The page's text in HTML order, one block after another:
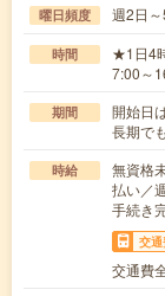
曜日頻度 週2日
時間
★1日4
7:00～
期間
開始日
長期で
時給
無資格
払い／
手続き
交
交通費